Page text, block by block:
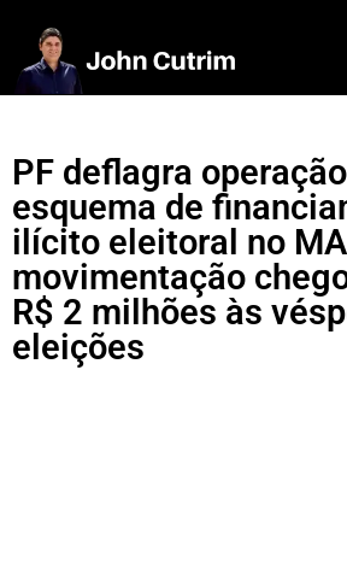
PF deflagra
esquema de
ilícito eleitoral no
movimentação
R$ 2 milhões às
eleições